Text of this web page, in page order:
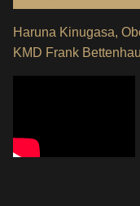
Haruna Kinugasa,
KMD Frank